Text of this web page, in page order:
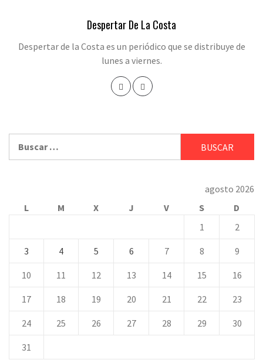
Despertar De La Costa
Despertar de la Costa es un periódico que se distribuye de
lunes a viernes.
agosto 2026
L
M X J V S
D
1
2
3 4 5 6 7 8 9
10 11 12 13 14 15 16
17 18 19 20 21 22 23
24 25 26 27 28 29 30
31